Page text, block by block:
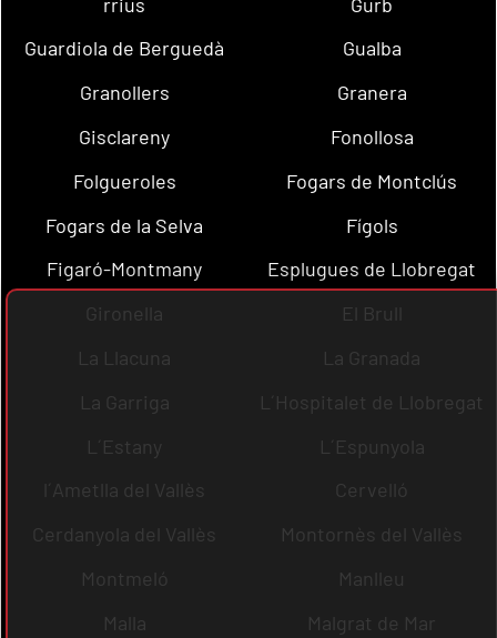
Guardiola de Berguedà
Gualba
Granollers
Granera
Gisclareny
Fonollosa
Folgueroles
Fogars de Montclús
Fogars de la Selva
Fígols
Figaró-Montmany
Esplugues de Llobregat
Gironella
El Brull
La Llacuna
La Granada
La Garriga
L´Hospitalet de Llobregat
L´Estany
L´Espunyola
l´Ametlla del Vallès
Cervelló
Cerdanyola del Vallès
Montornès del Vallès
Montmeló
Manlleu
Malla
Malgrat de Mar